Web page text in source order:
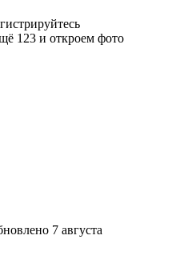
123 и откроем фото
7 августа